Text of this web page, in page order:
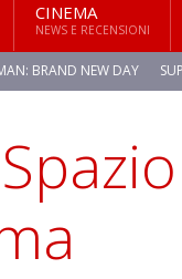
CINEMA
NEWS E RECENSIONI
BRAND NEW DAY